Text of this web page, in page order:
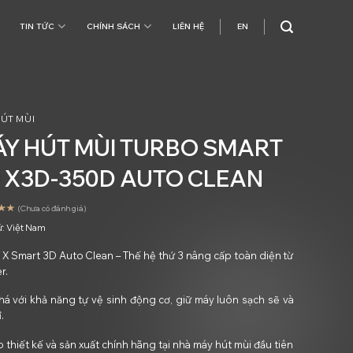
TIN TỨC CHÍNH SÁCH LIÊN HỆ EN
MÙI
HÚT MÙI TURBO SMART
X3D-350D AUTO CLEAN
(Chưa có đánh giá)
Việt Nam
Smart 3D Auto Clean – Thế hệ thứ 3 nâng cấp toàn diện từ
với khả năng tự vệ sinh động cơ, giữ máy luôn sạch sẽ và
thiết kế và sản xuất chính hãng tại nhà máy hút mùi đầu tiên